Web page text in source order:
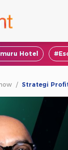
Hotel
/ Strategi